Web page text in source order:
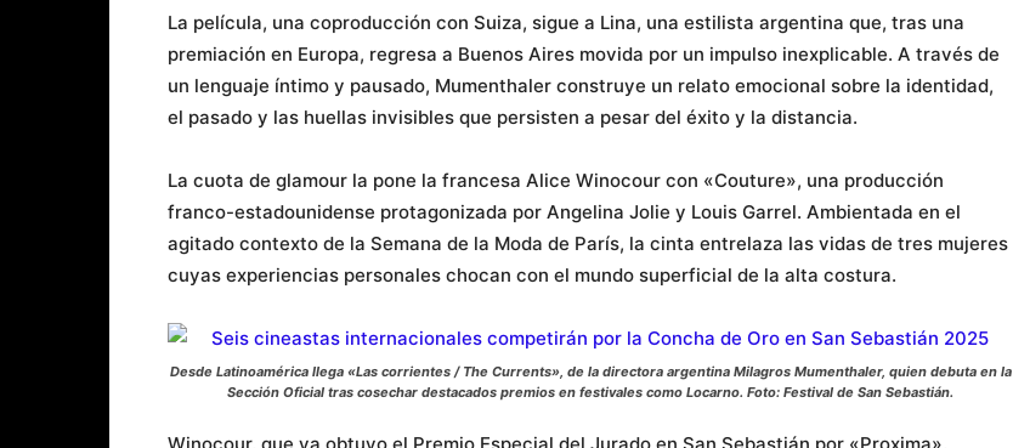
La película, una coproducción con Suiza, sigue a Lina, una estilista argentina que, tras una
premiación en Europa, regresa a Buenos Aires movida por un impulso inexplicable. A través de
un lenguaje íntimo y pausado, Mumenthaler construye un relato emocional sobre la identidad,
el pasado y las huellas invisibles que persisten a pesar del éxito y la distancia.
La cuota de glamour la pone la francesa Alice Winocour con «Couture», una producción
franco-estadounidense protagonizada por Angelina Jolie y Louis Garrel. Ambientada en el
agitado contexto de la Semana de la Moda de París, la cinta entrelaza las vidas de tres mujeres
cuyas experiencias personales chocan con el mundo superficial de la alta costura.
Desde Latinoamérica llega «Las corrientes / The Currents», de la directora argentina Milagros Mumenthaler, quien debuta en la
Sección Oficial tras cosechar destacados premios en festivales como Locarno. Foto: Festival de San Sebastián.